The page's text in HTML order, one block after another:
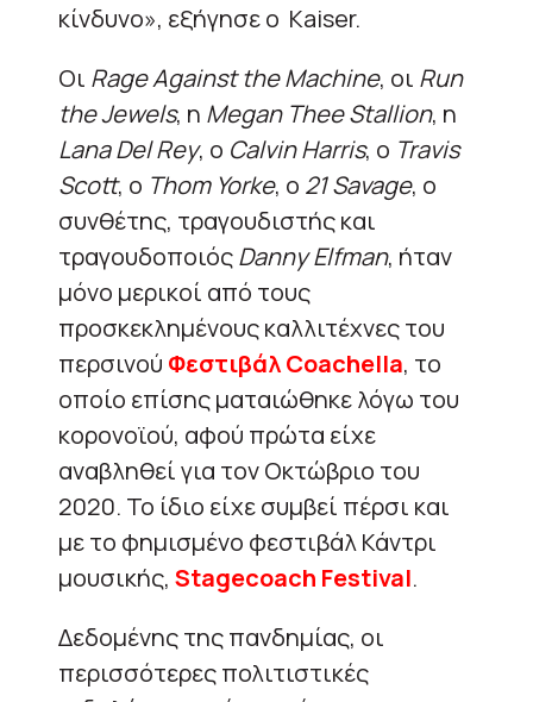
κίνδυνο», εξήγησε ο Kaiser.
Οι RageAgainsttheMachine, οι Run
theJewels, η MeganTheeStallion, η
LanaDelRey, ο CalvinHarris, ο Travis
Scott, ο ThomYorke, ο 21Savage, ο
συνθέτης, τραγουδιστής και
τραγουδοποιόςDannyElfman, ήταν
μόνο μερικοί από τους
προσκεκλημένους καλλιτέχνες του
περσινού Φεστιβάλ Coachella, το
οποίο επίσης ματαιώθηκε λόγω του
κορονοϊού, αφού πρώτα είχε
αναβληθεί για τον Οκτώβριο του
2020. Το ίδιο είχε συμβεί πέρσι και
με το φημισμένο φεστιβάλ Κάντρι
μουσικής, Stagecoach Festival.
Δεδομένης της πανδημίας, οι
περισσότερες πολιτιστικές